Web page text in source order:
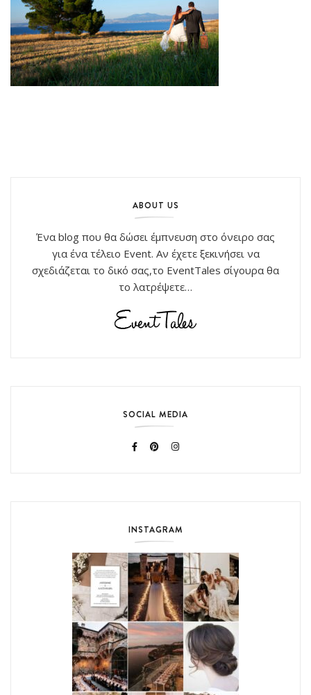
ABOUT US
Ένα blog που θα δώσει έμπνευση στο όνειρο σας
για ένα τέλειο Event. Αν έχετε ξεκινήσει να
σχεδιάζεται το δικό σας,το EventTales σίγουρα θα
το λατρέψετε…
SOCIAL MEDIA
INSTAGRAM